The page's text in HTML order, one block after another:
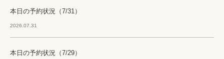
本日の予約状況（7/31）
2026.07.31
本日の予約状況（7/29）